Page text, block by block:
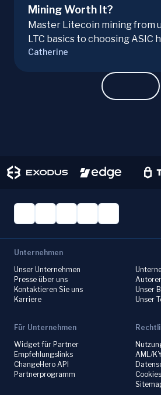
Mining Worth It?
Master Litecoin mining from
LTC basics to choosing ASIC
joining mining pools.
Catherine
Unternehmen
Unser Unternehmen
Presse über uns
Kontaktieren Sie uns
Karriere
Unser
Unser
Für Unternehmen
Widget für Partner
Empfehlungslinks
ChangeHero API
Partnerprogramm
AML/
Cookies